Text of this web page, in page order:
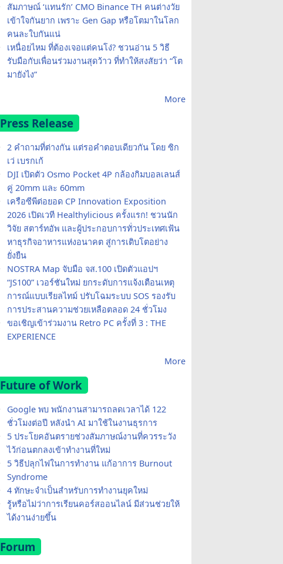
สัมภาษณ์ ‘แทนรัก’ CMO Binance TH คนต่างวัย
เข้าใจกันยาก เพราะ Gen Gap หรือโตมาในโลก
คนละใบกันแน่
เหนื่อยไหม ที่ต้องเจอแต่คนโง่? ชวนอ่าน 5 วิธี
รับมือกับเพื่อนร่วมงานสุดว้าว ที่ทำให้สงสัยว่า “โต
มายังไง”
More
Press Release
2 คำถามที่ต่างกัน แต่รอคำตอบเดียวกัน โดย ซิก
เว่ เบรกเก้
DJI เปิดตัว Osmo Pocket 4P กล้องกิมบอลเลนส์
คู่ 20mm และ 60mm
เครือซีพีต่อยอด CP Innovation Exposition
2026 เปิดเวที Healthylicious ครั้งแรก! ชวนนัก
วิจัย สตาร์ทอัพ และผู้ประกอบการทั่วประเทศเฟ้น
หาธุรกิจอาหารแห่งอนาคต สู่การเติบโตอย่าง
ยั่งยืน
NOSTRA Map จับมือ จส.100 เปิดตัวแอปฯ
“JS100” เวอร์ชันใหม่ ยกระดับการแจ้งเตือนเหตุ
การณ์แบบเรียลไทม์ ปรับโฉมระบบ SOS รองรับ
การประสานความช่วยเหลือตลอด 24 ชั่วโมง
ขอเชิญเข้าร่วมงาน Retro PC ครั้งที่ 3 : THE
EXPERIENCE
More
Future of Work
Google พบ พนักงานสามารถลดเวลาได้ 122
ชั่วโมงต่อปี หลังนำ AI มาใช้ในงานธุรการ
5 ประโยคอันตรายช่วงสัมภาษณ์งานที่ควรระวัง
ไว้ก่อนตกลงเข้าทำงานที่ใหม่
5 วิธีปลุกไฟในการทำงาน แก้อาการ Burnout
Syndrome
4 ทักษะจำเป็นสำหรับการทำงานยุคใหม่
รู้หรือไม่ว่าการเรียนคอร์สออนไลน์ มีส่วนช่วยให้
ได้งานง่ายขึ้น
Forum